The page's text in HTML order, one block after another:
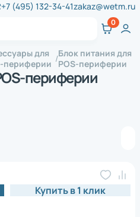
+7 (495) 132-34-41zakaz@wetm.ru
для
периферии
Блок питания для
POS-периферии
периферии
Купить в 1 клик